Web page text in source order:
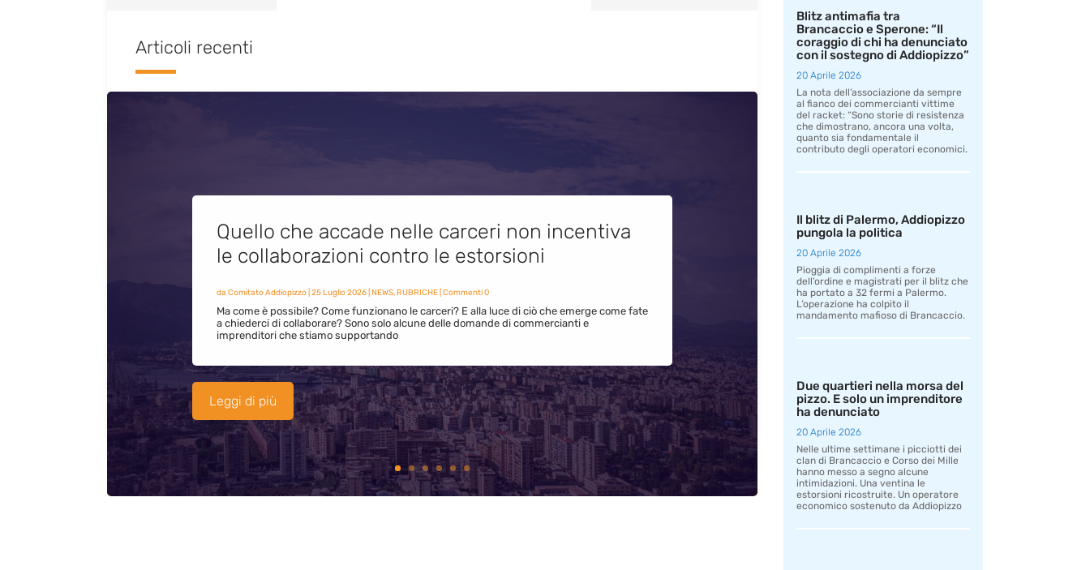
Articoli recenti
Quello che accade nelle carceri non incentiva
le collaborazioni contro le estorsioni
da Comitato Addiopizzo| 25 Luglio 2026| NEWS,RUBRICHE| Commenti 0
Ma come è possibile? Come funzionano le carceri? E alla luce di ciò che emerge come fate
a chiederci di collaborare? Sono solo alcune delle domande di commercianti e
imprenditori che stiamo supportando
Leggi di più
Blitz antimafia tra
Brancaccio e Sperone: “Il
coraggio di chi ha denunciato
con il sostegno di Addiopizzo”
20 Aprile 2026
La nota dell’associazione da sempre
al fianco dei commercianti vittime
del racket: “Sono storie di resistenza
che dimostrano, ancora una volta,
quanto sia fondamentale il
contributo degli operatori economici.
Il blitz di Palermo, Addiopizzo
pungola la politica
20 Aprile 2026
Pioggia di complimenti a forze
dell’ordine e magistrati per il blitz che
ha portato a 32 fermi a Palermo.
L’operazione ha colpito il
mandamento mafioso di Brancaccio.
Due quartieri nella morsa del
pizzo. E solo un imprenditore
ha denunciato
20 Aprile 2026
Nelle ultime settimane i picciotti dei
clan di Brancaccio e Corso dei Mille
hanno messo a segno alcune
intimidazioni. Una ventina le
estorsioni ricostruite. Un operatore
economico sostenuto da Addiopizzo